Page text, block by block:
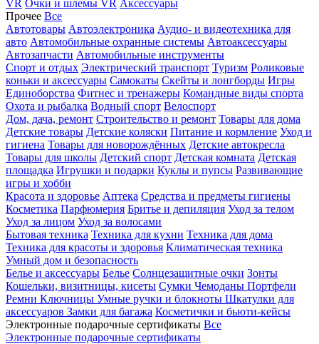
VR Очки и шлемы VR Аксессуары
Прочее Все
Автотовары Автоэлектроника Аудио- и видеотехника для
авто Автомобильные охранные системы Автоаксессуары
Автозапчасти Автомобильные инструменты
Спорт и отдых Электрический транспорт Туризм Роликовые
коньки и аксессуары Самокаты Скейты и лонгборды Игры
Единоборства Фитнес и тренажеры Командные виды спорта
Охота и рыбалка Водный спорт Велоспорт
Дом, дача, ремонт Строительство и ремонт Товары для дома
Детские товары Детские коляски Питание и кормление Уход и
гигиена Товары для новорождённых Детские автокресла
Товары для школы Детский спорт Детская комната Детская
площадка Игрушки и подарки Куклы и пупсы Развивающие
игры и хобби
Красота и здоровье Аптека Средства и предметы гигиены
Косметика Парфюмерия Бритье и депиляция Уход за телом
Уход за лицом Уход за волосами
Бытовая техника Техника для кухни Техника для дома
Техника для красоты и здоровья Климатическая техника
Умный дом и безопасность
Белье и аксессуары Белье Солнцезащитные очки Зонты
Кошельки, визитницы, кисеты Сумки Чемоданы Портфели
Ремни Ключницы Умные ручки и блокноты Шкатулки для
аксессуаров Замки для багажа Косметички и бьюти-кейсы
Электронные подарочные сертификаты Все
Электронные подарочные сертификаты